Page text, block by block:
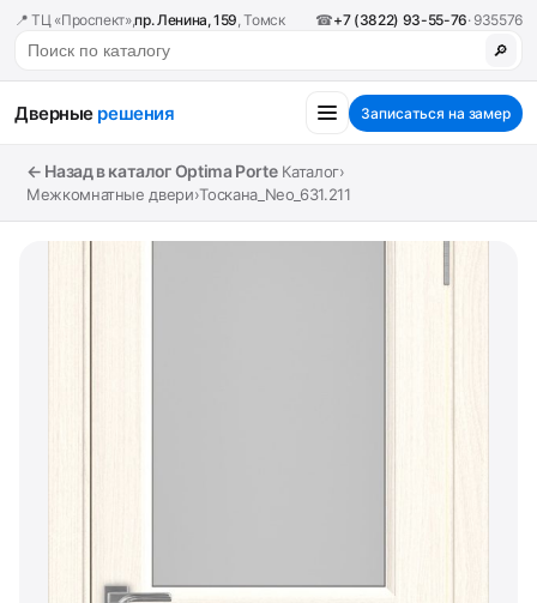
📍 ТЦ «Проспект»,пр. Ленина, 159, Томск ☎+7 (3822) 93-55-76· 935576
🔎
Дверные решения Записаться на замер
← Назад в каталог Optima Porte Каталог›
Межкомнатные двери›Тоскана_Neo_631.211